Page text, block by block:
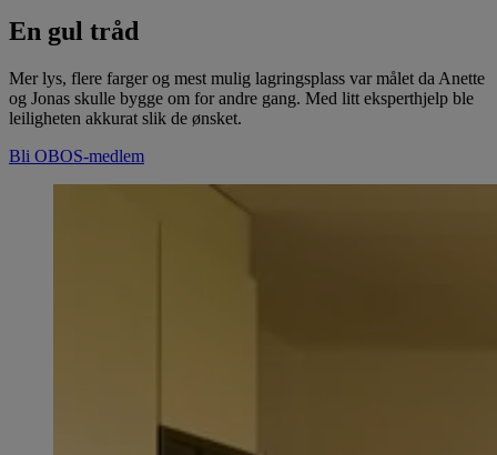
En gul tråd
Mer lys, flere farger og mest mulig lagringsplass var målet da Anette
og Jonas skulle bygge om for andre gang. Med litt eksperthjelp ble
leiligheten akkurat slik de ønsket.
Bli OBOS-medlem